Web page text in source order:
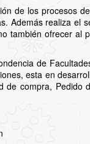
de los procesos
Además realiza el
también ofrecer
de
esta en
de compra,